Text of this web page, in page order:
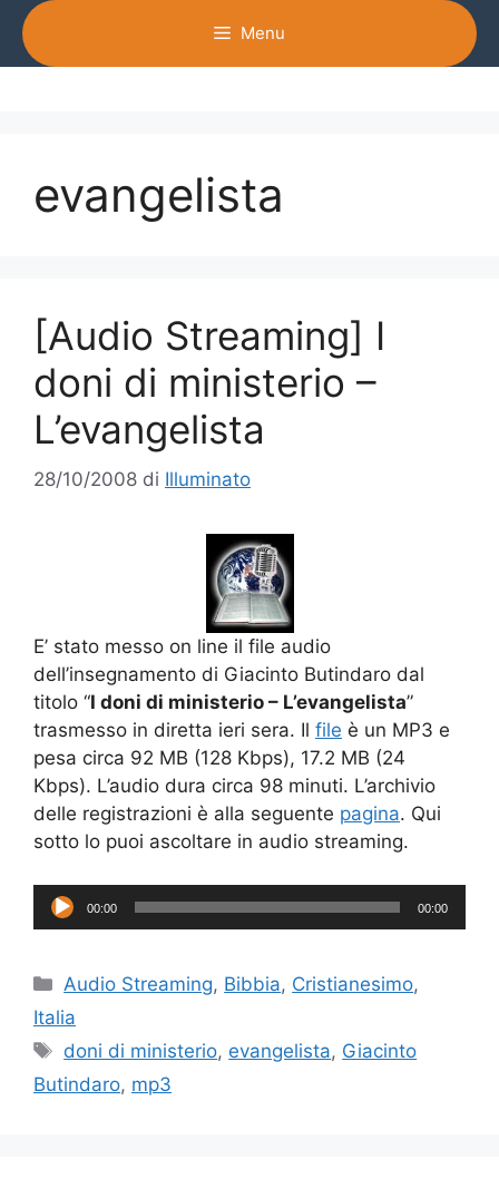
Vai
contenuto
Menu
evangelista
[Audio Streaming] I
doni di ministerio –
L’evangelista
28/10/2008 di Illuminato
E’ stato messo on line il file audio
dell’insegnamento di Giacinto Butindaro dal
titolo “I doni di ministerio – L’evangelista”
trasmesso in diretta ieri sera. Il file è un MP3 e
pesa circa 92 MB (128 Kbps), 17.2 MB (24
Kbps). L’audio dura circa 98 minuti. L’archivio
delle registrazioni è alla seguente pagina. Qui
sotto lo puoi ascoltare in audio streaming.
Audio
Player
00:00 00:00
Categorie
Audio Streaming, Bibbia, Cristianesimo,
Italia
Tag
doni di ministerio, evangelista, Giacinto
Butindaro, mp3